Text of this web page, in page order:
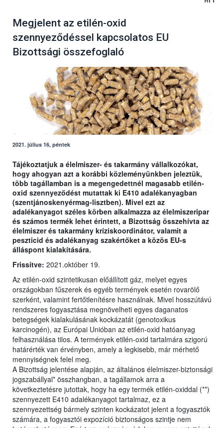
Megjelent az etilén-oxid
szennyeződéssel kapcsolatos EU
Bizottsági összefoglaló
2021. július 16, péntek
Tájékoztatjuk a élelmiszer- és takarmány vállalkozókat,
hogy ahogyan azt a korábbi közleményünkben jeleztük,
több tagállamban is a megengedettnél magasabb etilén-
oxid szennyeződést mutattak ki E410 adalékanyagban
(szentjánoskenyérmag-lisztben). Mivel ezt az
adalékanyagot széles körben alkalmazza az élelmiszeripar
és számos termék lehet érintett, a Bizottság összehívta az
élelmiszer és takarmány kríziskoordinátor, valamit a
peszticid és adalékanyag szakértőket a közös EU-s
álláspont kialakítására.
Frissítve: 2021.október 19.
Az etilén-oxid szintetikusan előállított gáz, melyet egyes
országokban fűszerek és egyéb termények esetén rovarölő
szerként, valamint fertőtlenítésre használnak. Mivel hosszútávú
rendszeres fogyasztása megnövelheti egyes daganatos
betegségek kialakulásának kockázatát (genotoxikus
karcinogén), az Európai Unióban az etilén-oxid hatóanyag
felhasználása tilos. A termények etilén-oxid tartalmára szigorú
határérték van érvényben, amely a legkisebb, már mérhető
mennyiségnek felel meg.
A Bizottság jelentése alapján, az általános élelmiszer-biztonsági
jogszabállyal* összhangban, a tagállamok arra a
következtetésre jutottak, hogy ha egy termék etilén-oxiddal (**)
szennyezett E410 adalékanyagot tartalmaz, ez a
szennyezettség bármely szinten kockázatot jelent a fogyasztók
számára, a fogyasztói expozíció biztonságos szintje nem